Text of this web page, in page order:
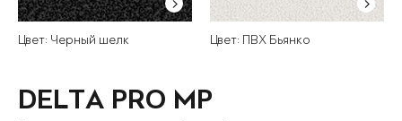
Цвет: Черный шелк Цвет: ПВХ Бьянко
DELTA PRO MP